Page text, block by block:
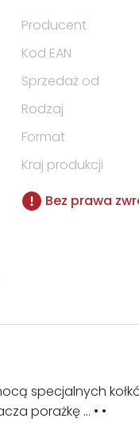
Producent
Kod EAN
Sprzedaż od
Rodzaj
Format
Kraj produkcji
Bez prawa
specjalnych
porażkę ... • •